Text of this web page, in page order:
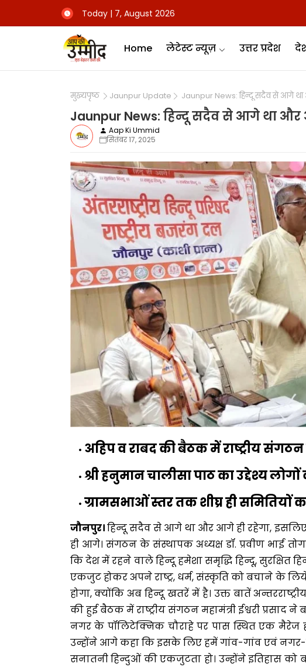
Today | 7, August 2026
Home लेटेस्ट न्यूज़ उत्तर प्रदेश
मुख्यपृष्ठ Jaunpur Update Jaunpur News: हिन्दू सदैव से आगे था
Jaunpur News: हिन्दू सदैव से आगे था और
Aap Ki Ummid
सितंबर 17, 2025
अहिप व राबद की बैठक में राष्ट्रीय संगठन
श्री हनुमान चालीसा पाठ का उद्देश्य लोगों
ग्रामसभाओं स्तर तक शीघ्र ही समितियों
जौनपुर।हिन्दू सदैव से आगे था और आगे ही रहेगा, इसलिए
ही आगे। संगठन के संस्थापक अध्यक्ष डॉ. प्रवीण भाई
कि देश में रहने वाले हिन्दू हमेशा समृद्धि हिन्दू, सुरक्षित
एकजुट होकर अपने राष्ट्र, धर्म, संस्कृति को बचाने के
होगा, क्योंकि अब हिन्दू खतरें में है। उक्त बातें
की हुई बैठक में राष्ट्रीय संगठन महामंत्री ईश्वरी प्रसाद
नगर के पॉलिटेक्निक चौराहे पर पास स्थित एक
उन्होंने आगे कहा कि इसके लिए हमें गांव-गांव एवं नगर-
सनातनी हिन्दुओं की एकजुटता हो। उन्होंने इतिहास